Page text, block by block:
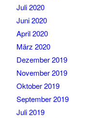
Juli 2020
Juni 2020
April 2020
März 2020
Dezember 2019
November 2019
Oktober 2019
September 2019
Juli 2019